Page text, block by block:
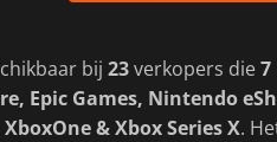
bij 23verkopers die7
Epic Games, Nintendo
XboxOne & Xbox Series X.